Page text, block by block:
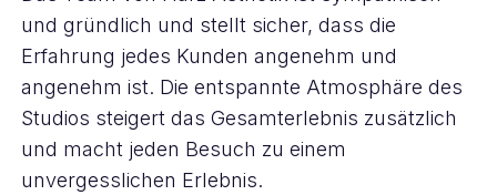
und gründlich und stellt sicher, dass die
Erfahrung jedes Kunden angenehm und
angenehm ist. Die entspannte Atmosphäre des
Studios steigert das Gesamterlebnis zusätzlich
und macht jeden Besuch zu einem
unvergesslichen Erlebnis.